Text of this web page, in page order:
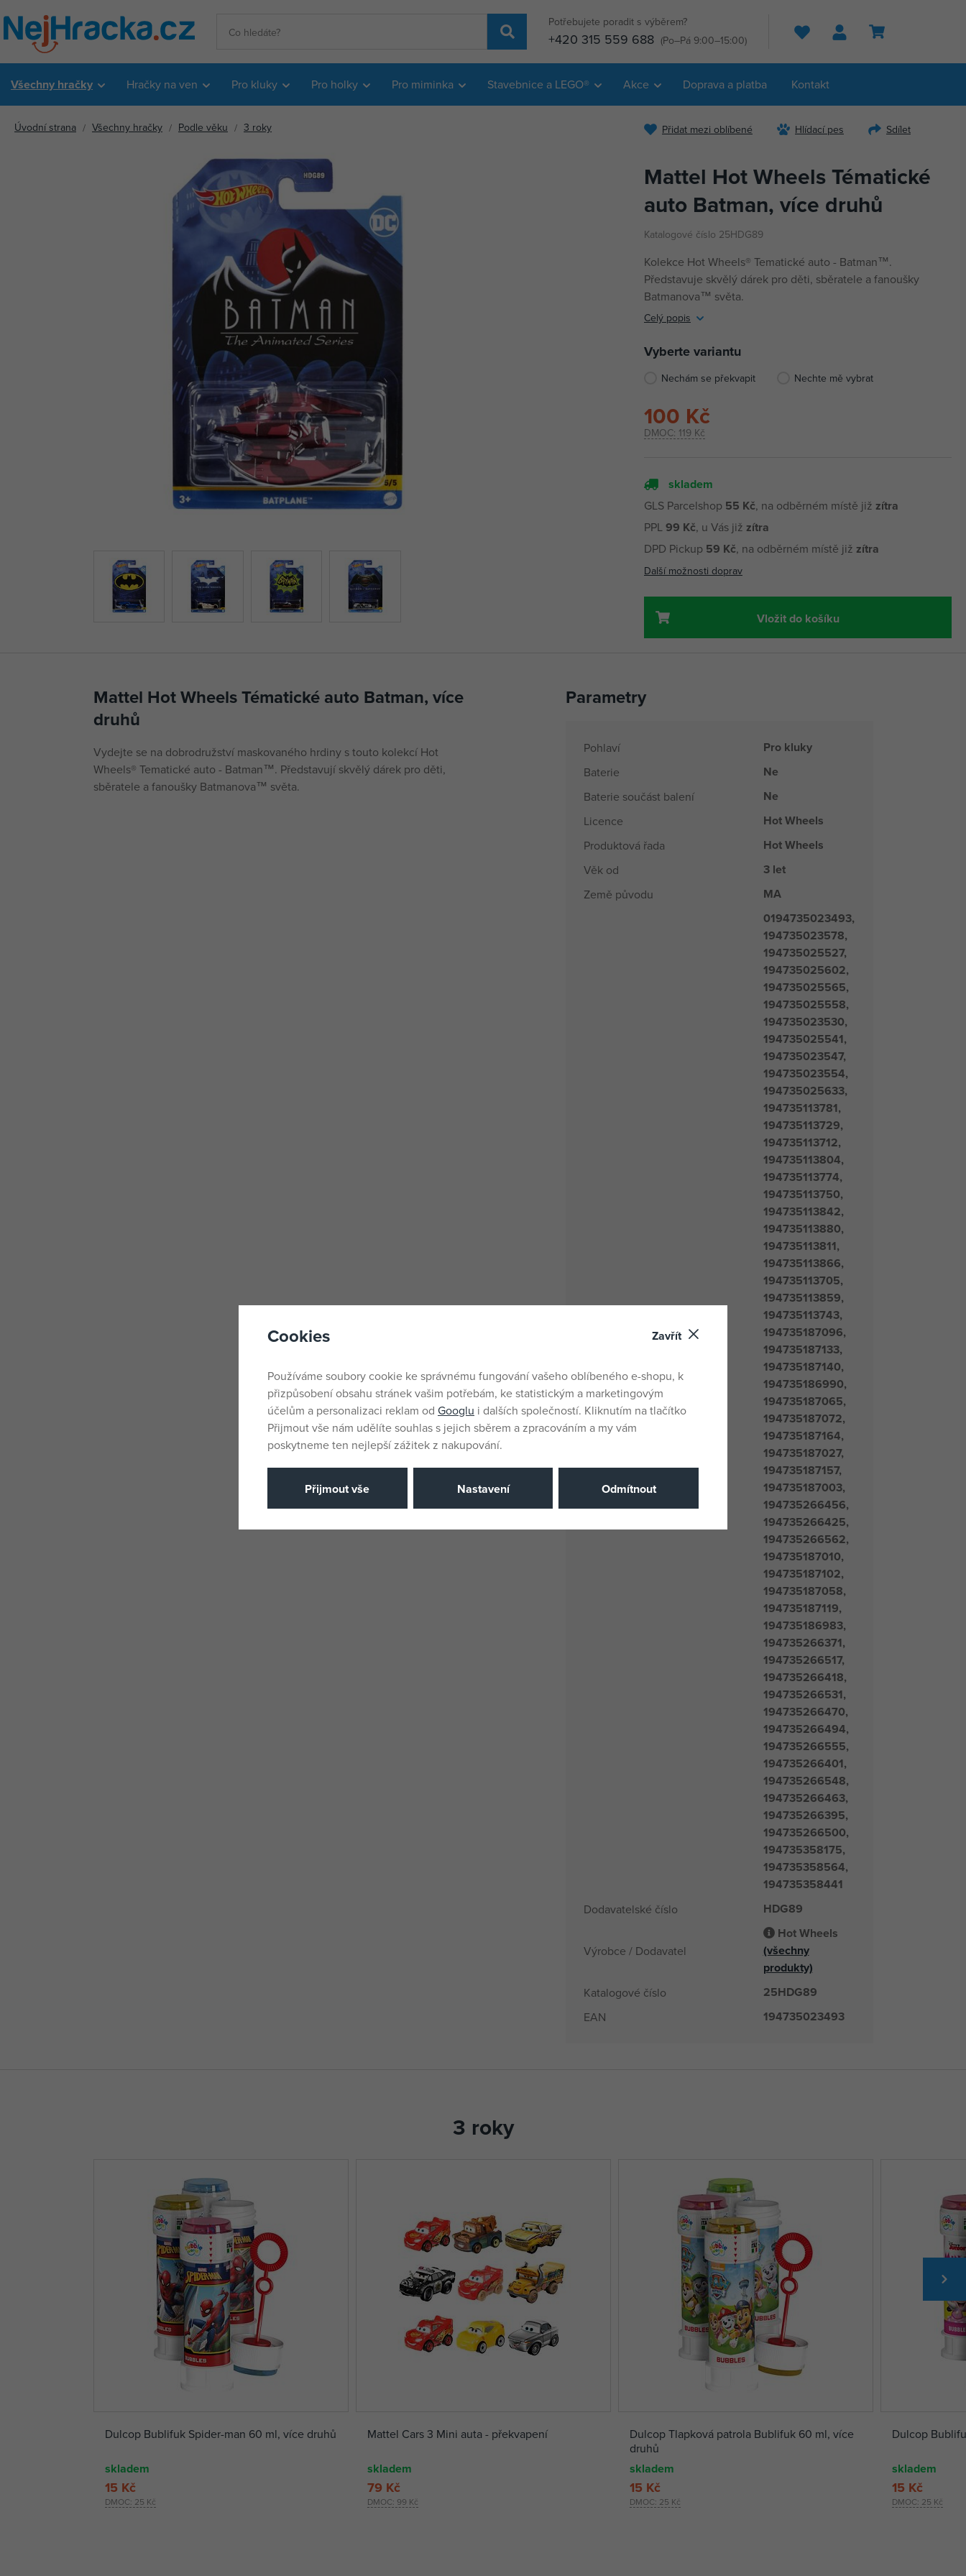
Potřebujete poradit s výběrem?
+420 315 559 688 (Po–Pá 9:00–15:00) Hledat
Všechny hračky Hračky na ven Pro kluky Pro holky Pro miminka Stavebnice a LEGO® Akce Doprava a platba Kontakt
Úvodní strana Všechny hračky Podle věku 3 roky Přidat mezi oblíbené Hlídací pes Sdílet
Mattel Hot Wheels Tématické
auto Batman, více druhů
Katalogové číslo 25HDG89
Kolekce Hot Wheels® Tematické auto - Batman™.
Představuje skvělý dárek pro děti, sběratele a fanoušky
Batmanova™ světa.
Celý popis
Vyberte variantu
Nechám se překvapit Nechte mě vybrat
DMOC: 119 Kč
100 Kč
skladem
GLS Parcelshop 55 Kč, na odběrném místě již zítra
PPL99 Kč, u Vás již zítra
DPD Pickup 59 Kč, na odběrném místě již zítra
Další možnosti doprav
Vložit do košíku
Mattel Hot Wheels Tématické auto Batman, více
druhů
Vydejte se na dobrodružství maskovaného hrdiny s touto kolekcí Hot
Wheels® Tematické auto - Batman™. Představují skvělý dárek pro děti,
sběratele a fanoušky Batmanova™ světa.
Parametry
Pohlaví Pro kluky
Baterie Ne
Baterie součást balení Ne
Licence Hot Wheels
Produktová řada Hot Wheels
Věk od 3 let
Země původu MA
EANs
0194735023493,
194735023578,
194735025527,
194735025602,
194735025565,
194735025558,
194735023530,
194735025541,
194735023547,
194735023554,
194735025633,
194735113781,
194735113729,
194735113712,
194735113804,
194735113774,
194735113750,
194735113842,
194735113880,
194735113811,
194735113866,
194735113705,
194735113859,
194735113743,
194735187096,
194735187133,
194735187140,
194735186990,
194735187065,
194735187072,
194735187164,
194735187027,
194735187157,
194735187003,
194735266456,
194735266425,
194735266562,
194735187010,
194735187102,
194735187058,
194735187119,
194735186983,
194735266371,
194735266517,
194735266418,
194735266531,
194735266470,
194735266494,
194735266555,
194735266401,
194735266548,
194735266463,
194735266395,
194735266500,
194735358175,
194735358564,
194735358441
Dodavatelské číslo HDG89
Výrobce / Dodavatel
Hot Wheels
(všechny
produkty)
Katalogové číslo 25HDG89
EAN 194735023493
3 roky
Dulcop Bublifuk Spider-man 60 ml, více druhů
skladem
DMOC: 25 Kč
15 Kč
Mattel Cars 3 Mini auta - překvapení
skladem
DMOC: 99 Kč
79 Kč
Dulcop Tlapková patrola Bublifuk 60 ml, více
druhů
skladem
DMOC: 25 Kč
15 Kč
Dulcop
skladem
DMOC: 25 Kč
15 Kč
Cookies Zavřít
Používáme soubory cookie ke správnému fungování vašeho oblíbeného e-shopu, k
přizpůsobení obsahu stránek vašim potřebám, ke statistickým a marketingovým
účelům a personalizaci reklam od Googlu i dalších společností. Kliknutím na tlačítko
Přijmout vše nám udělíte souhlas s jejich sběrem a zpracováním a my vám
poskytneme ten nejlepší zážitek z nakupování.
Přijmout vše Nastavení Odmítnout